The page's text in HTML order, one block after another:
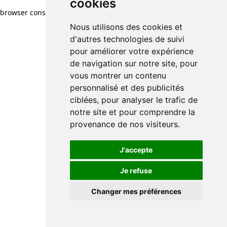
cookies
Nous utilisons des cookies et
d'autres technologies de suivi
pour améliorer votre expérience
de navigation sur notre site, pour
vous montrer un contenu
personnalisé et des publicités
ciblées, pour analyser le trafic de
notre site et pour comprendre la
provenance de nos visiteurs.
J'accepte
Je refuse
Changer mes préférences
browser console for more information)